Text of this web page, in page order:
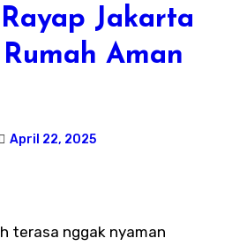
Jakarta
Aman
April 22, 2025